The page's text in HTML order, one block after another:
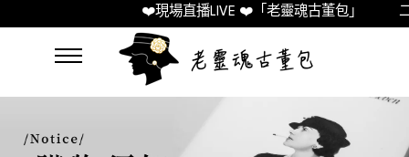
❤️現場直播LIVE ❤️「老靈魂古董包」